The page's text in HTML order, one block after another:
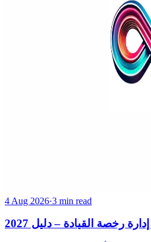
4 Aug 2026·3 min read
رخصة القيادة – دليل 2027